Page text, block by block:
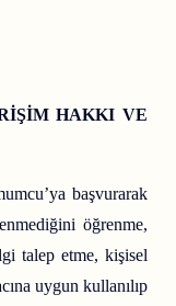
HAKKI VE
başvurarak
öğrenme,
talep etme, kişisel
uygun kullanılıp